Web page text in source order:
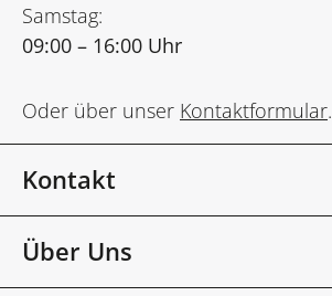
Samstag:
09:00 – 16:00 Uhr
Oder über unser Kontaktformular.
Kontakt
Über Uns